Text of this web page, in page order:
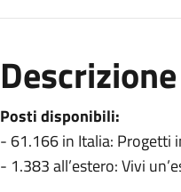
Descrizione
Posti disponibili:
- 61.166 in Italia: Progetti
- 1.383 all’estero: Vivi